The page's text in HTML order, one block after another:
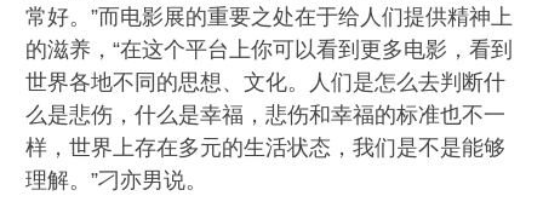
常好。”而电影展的重要之处在于给人们提供精神上
的滋养，“在这个平台上你可以看到更多电影，看到
世界各地不同的思想、文化。人们是怎么去判断什
么是悲伤，什么是幸福，悲伤和幸福的标准也不一
样，世界上存在多元的生活状态，我们是不是能够
理解。”刁亦男说。